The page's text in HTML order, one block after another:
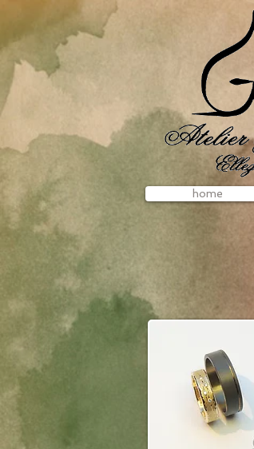
home